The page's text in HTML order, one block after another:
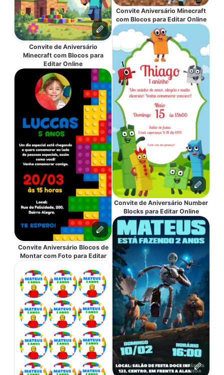
Convite de Aniversário
Minecraft com Blocos para
Editar Online
Convite Aniversário Blocos de
Montar com Foto para Editar
Convite Aniversário Minecraft
com Blocos para Editar Online
Convite de Aniversário Number
Blocks para Editar Online